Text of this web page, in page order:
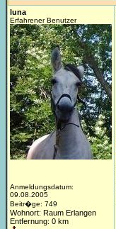
luna
Erfahrener Benutzer
Anmeldungsdatum:
09.08.2005
Beitr�ge: 749
Wohnort: Raum Erlangen
Entfernung: 0 km